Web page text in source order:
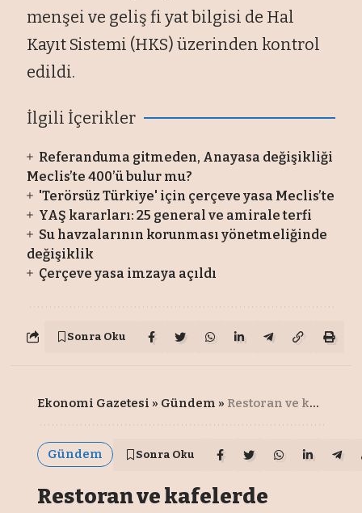
menşei ve geliş fi yat bilgisi de Hal
Kayıt Sistemi (HKS) üzerinden kontrol
edildi.
İlgili İçerikler
Referanduma gitmeden, Anayasa değişikliği
Meclis’te 400’ü bulur mu?
'Terörsüz Türkiye' için çerçeve yasa Meclis’te
YAŞ kararları: 25 general ve amirale terfi
Su havzalarının korunması yönetmeliğinde
değişiklik
Çerçeve yasa imzaya açıldı
Sonra Oku
Ekonomi Gazetesi » Gündem » Restoran ve kafelerde sürpriz fiyatlara son veren karar!
Gündem Sonra Oku
Restoran ve kafelerde